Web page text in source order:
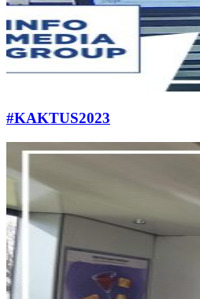
#KAKTUS2023